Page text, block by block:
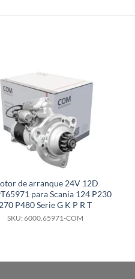
de arranque 24V 12D
para Scania 124 P230
270 P480 Serie G K P R T
SKU: 6000.65971-COM